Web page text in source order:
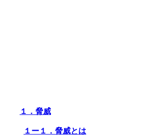
１．脅威
１ー１．脅威とは